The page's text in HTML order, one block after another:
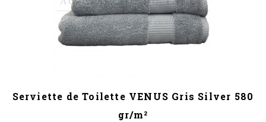
Serviette de Toilette VENUS Gris Silver 580
gr/m²